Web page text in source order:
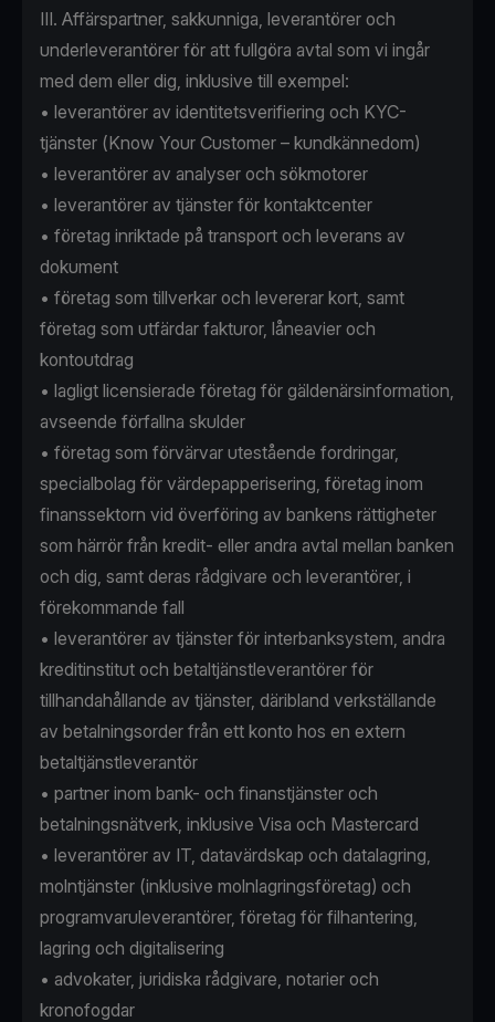
III. Affärspartner, sakkunniga, leverantörer och
underleverantörer för att fullgöra avtal som vi ingår
med dem eller dig, inklusive till exempel:
• leverantörer av identitetsverifiering och KYC-
tjänster (Know Your Customer – kundkännedom)
• leverantörer av analyser och sökmotorer
• leverantörer av tjänster för kontaktcenter
• företag inriktade på transport och leverans av
dokument
• företag som tillverkar och levererar kort, samt
företag som utfärdar fakturor, låneavier och
kontoutdrag
• lagligt licensierade företag för gäldenärsinformation,
avseende förfallna skulder
• företag som förvärvar utestående fordringar,
specialbolag för värdepapperisering, företag inom
finanssektorn vid överföring av bankens rättigheter
som härrör från kredit- eller andra avtal mellan banken
och dig, samt deras rådgivare och leverantörer, i
förekommande fall
• leverantörer av tjänster för interbanksystem, andra
kreditinstitut och betaltjänstleverantörer för
tillhandahållande av tjänster, däribland verkställande
av betalningsorder från ett konto hos en extern
betaltjänstleverantör
• partner inom bank- och finanstjänster och
betalningsnätverk, inklusive Visa och Mastercard
• leverantörer av IT, datavärdskap och datalagring,
molntjänster (inklusive molnlagringsföretag) och
programvaruleverantörer, företag för filhantering,
lagring och digitalisering
• advokater, juridiska rådgivare, notarier och
kronofogdar